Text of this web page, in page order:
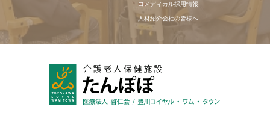
コメディカル採用情報
人材紹介会社の皆様へ